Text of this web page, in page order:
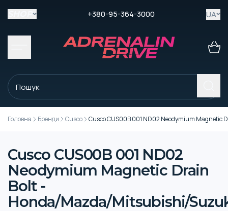
+380-95-364-3000 UA
Головна Бренди Cusco Cusco CUS00B 001 ND02 Neodymium
Cusco CUS00B 001 ND02
Neodymium Magnetic Drain
Bolt -
Honda/Mazda/Mitsubishi/